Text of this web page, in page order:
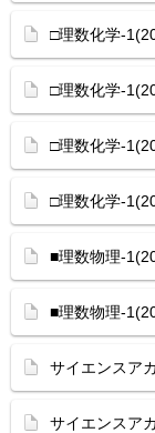
□理数化学-
□理数化学-
□理数化学-
□理数化学-
■理数物理-
■理数物理-
サイエンスア
サイエンスア